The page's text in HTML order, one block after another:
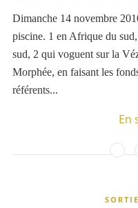
Dimanche 14 novembre
piscine. 1 en Afrique du
sud, 2 qui voguent sur la
Morphée, en faisant les
référents...
En